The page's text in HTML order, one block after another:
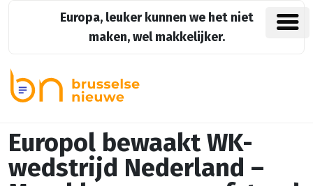
Europa, leuker kunnen we het niet
maken, wel makkelijker.
Europol bewaakt WK-
wedstrijd Nederland –